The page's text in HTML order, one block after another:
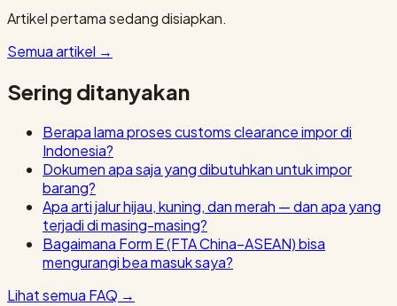
Artikel pertama sedang disiapkan.
Semua artikel →
Sering ditanyakan
Berapa lama proses customs clearance impor di
Indonesia?
Dokumen apa saja yang dibutuhkan untuk impor
barang?
Apa arti jalur hijau, kuning, dan merah — dan apa yang
terjadi di masing-masing?
Bagaimana Form E (FTA China–ASEAN) bisa
mengurangi bea masuk saya?
Lihat semua FAQ →